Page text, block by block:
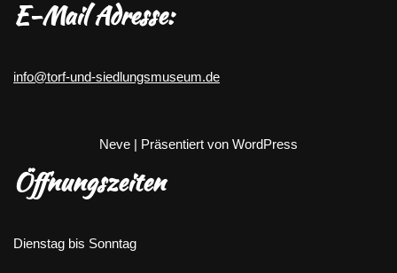
E-Mail Adresse:
info@torf-und-siedlungsmuseum.de
Neve | Präsentiert von WordPress
Öffnungszeiten
Dienstag bis Sonntag